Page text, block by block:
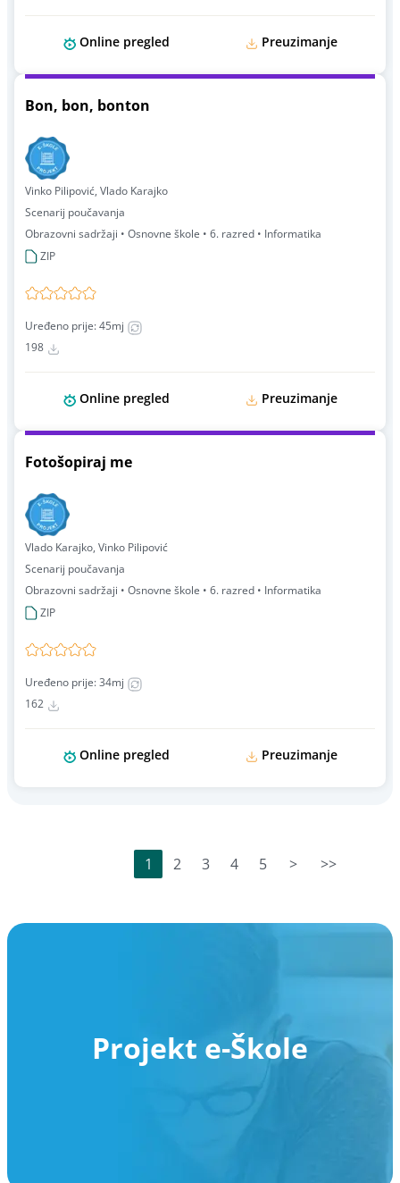
Online pregled Preuzimanje
Bon, bon, bonton
Vinko Pilipović, Vlado Karajko
Scenarij poučavanja
Obrazovni sadržaji • Osnovne škole • 6. razred • Informatika
ZIP
Uređeno prije: 45mj
198
Online pregled Preuzimanje
Fotošopiraj me
Vlado Karajko, Vinko Pilipović
Scenarij poučavanja
Obrazovni sadržaji • Osnovne škole • 6. razred • Informatika
ZIP
Uređeno prije: 34mj
162
Online pregled Preuzimanje
1 2 3 4 5 > >>
Projekt e-Škole